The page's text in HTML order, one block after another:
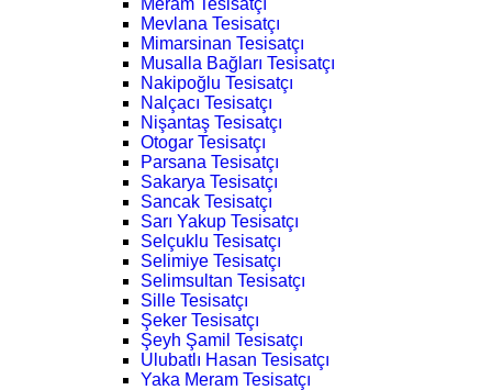
Meram Tesisatçı
Mevlana Tesisatçı
Mimarsinan Tesisatçı
Musalla Bağları Tesisatçı
Nakipoğlu Tesisatçı
Nalçacı Tesisatçı
Nişantaş Tesisatçı
Otogar Tesisatçı
Parsana Tesisatçı
Sakarya Tesisatçı
Sancak Tesisatçı
Sarı Yakup Tesisatçı
Selçuklu Tesisatçı
Selimiye Tesisatçı
Selimsultan Tesisatçı
Sille Tesisatçı
Şeker Tesisatçı
Şeyh Şamil Tesisatçı
Ulubatlı Hasan Tesisatçı
Yaka Meram Tesisatçı